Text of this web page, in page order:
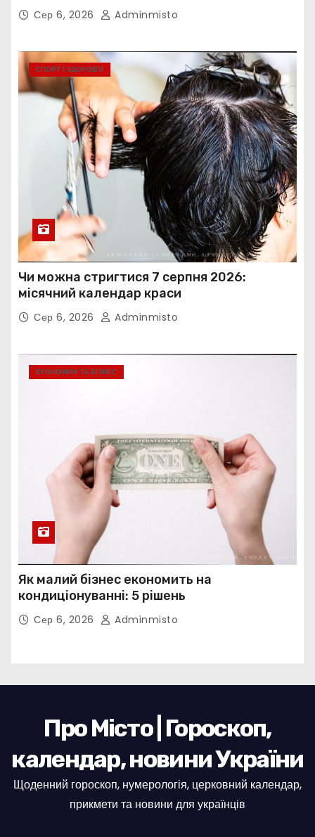
Сер 6, 2026 Adminmisto
СПОРТ І ЗДОРОВ’Я
Чи можна стригтися 7 серпня 2026:
місячний календар краси
Сер 6, 2026 Adminmisto
ЕКОНОМІКА ТА БІЗНЕС
Як малий бізнес економить на
кондиціонуванні: 5 рішень
Сер 6, 2026 Adminmisto
Про Місто | Гороскоп,
календар, новини України
Щоденний гороскоп, нумерологія, церковний календар,
прикмети та новини для українців